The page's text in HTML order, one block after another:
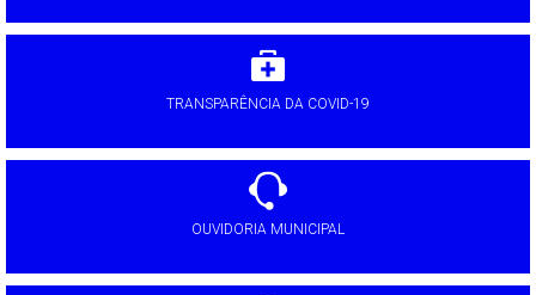
TRANSPARÊNCIA DA COVID-19
OUVIDORIA MUNICIPAL